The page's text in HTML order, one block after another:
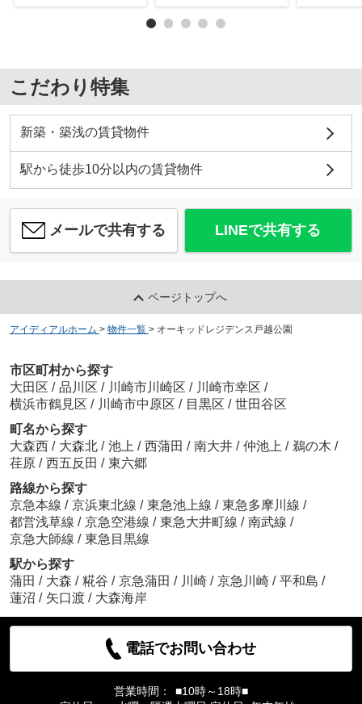
こだわり特集
新築・築浅の賃貸物件
駅から徒歩10分以内の賃貸物件
メールで共有する LINEで共有する
ページトップへ
アイディアルホーム > 物件一覧 > オーキッドレジデンス戸越公園
市区町村から探す
大田区 / 品川区 / 川崎市川崎区 / 川崎市幸区 /
横浜市鶴見区 / 川崎市中原区 / 目黒区 / 世田谷区
町名から探す
大森西 / 大森北 / 池上 / 西蒲田 / 南大井 / 仲池上 / 鵜の木 /
荏原 / 西五反田 / 東六郷
路線から探す
京急本線 / 京浜東北線 / 東急池上線 / 東急多摩川線 /
都営浅草線 / 京急空港線 / 東急大井町線 / 南武線 /
京急大師線 / 東急目黒線
駅から探す
蒲田 / 大森 / 糀谷 / 京急蒲田 / 川崎 / 京急川崎 / 平和島 /
蓮沼 / 矢口渡 / 大森海岸
電話でお問い合わせ
営業時間：
■10時～18時■